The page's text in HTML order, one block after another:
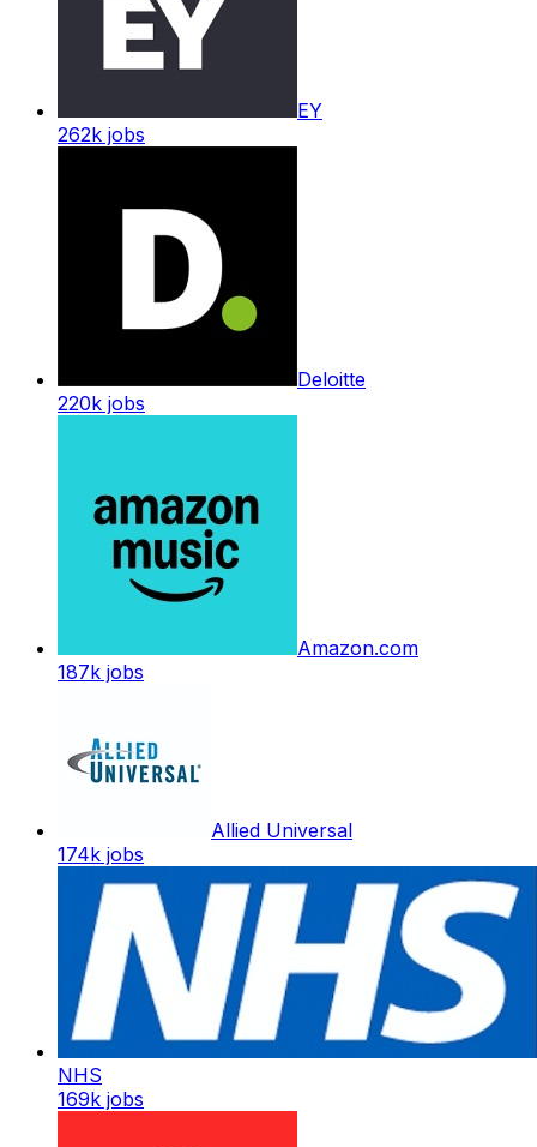
EY
262k jobs
Deloitte
220k jobs
Amazon.com
187k jobs
Allied Universal
174k jobs
NHS
169k jobs